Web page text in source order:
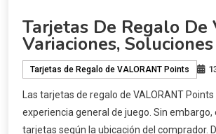
Tarjetas De Regalo De
Variaciones, Soluciones
Tarjetas de Regalo de VALORANT Points
Las tarjetas de regalo de VALORANT
experiencia general de juego. Sin
tarjetas según la ubicación del comprador.